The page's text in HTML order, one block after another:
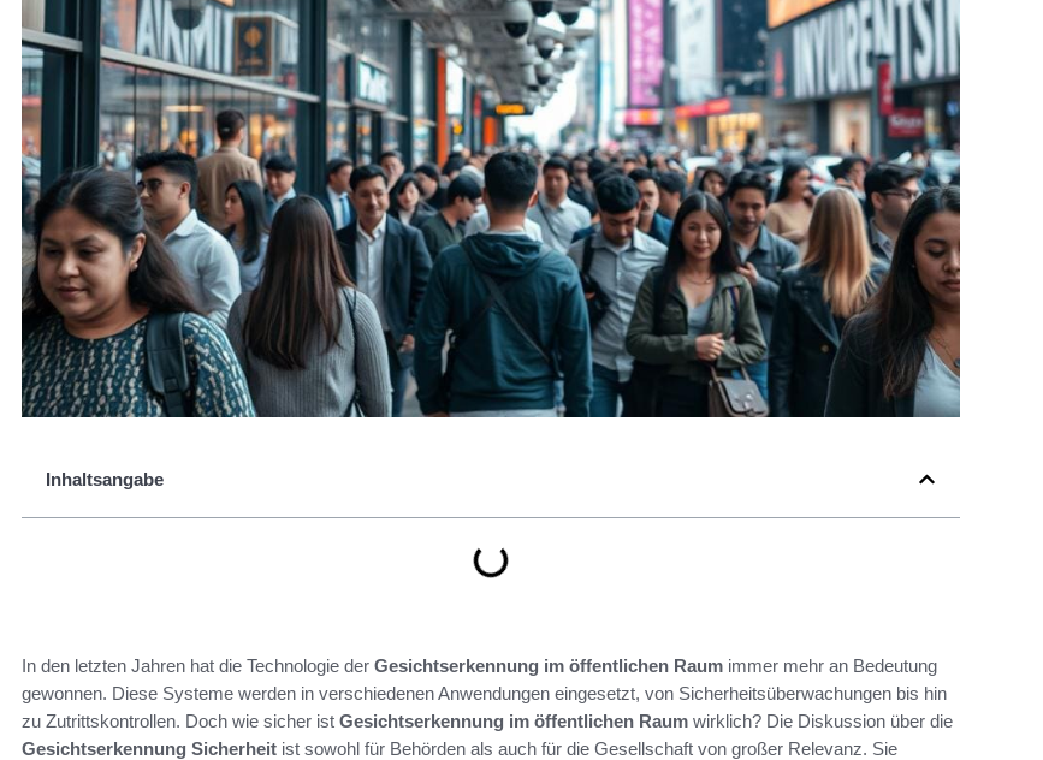
Inhaltsangabe
In den letzten Jahren hat die Technologie der Gesichtserkennung im öffentlichen Raum immer mehr an Bedeutung
gewonnen. Diese Systeme werden in verschiedenen Anwendungen eingesetzt, von Sicherheitsüberwachungen bis hin
zu Zutrittskontrollen. Doch wie sicher ist Gesichtserkennung im öffentlichen Raum wirklich? Die Diskussion über die
Gesichtserkennung Sicherheit ist sowohl für Behörden als auch für die Gesellschaft von großer Relevanz. Sie